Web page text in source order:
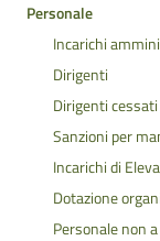
Personale
Incarichi
Dirigenti
Dirigenti cessati
Sanzioni per
Incarichi di
Dotazione
Personale non